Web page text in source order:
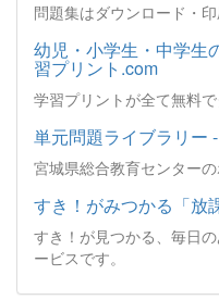
問題集はダウンロード・
幼児・小学生・中学生
習プリント.com
学習プリントが全て無料
単元問題ライブラリー
宮城県総合教育センターの
すき！がみつかる「放
すき！が見つかる、毎日
ービスです。